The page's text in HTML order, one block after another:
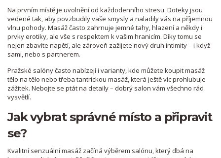
Na prvním místě je uvolnění od každodenního stresu. Doteky jsou
vedené tak, aby povzbudily vaše smysly a naladily vás na příjemnou
vlnu pohody. Masáž často zahrnuje jemné tahy, hlazení a někdy i
prvky erotiky, ale vše s respektem k vašim hranicím. Díky tomu se
nejen zbavíte napětí, ale zároveň zažijete nový druh intimity – i když
sami, nebo s partnerem.
Pražské salóny často nabízejí i varianty, kde můžete koupit masáž
tělo na tělo nebo třeba tantrickou masáž, která ještě víc prohlubuje
zážitek. Nebojte se ptát na detaily – dobrý salon vám všechno rád
vysvětlí.
Jak vybrat správné místo a připravit
se?
Kvalitní senzuální masáž začíná výběrem salónu, který dbá na